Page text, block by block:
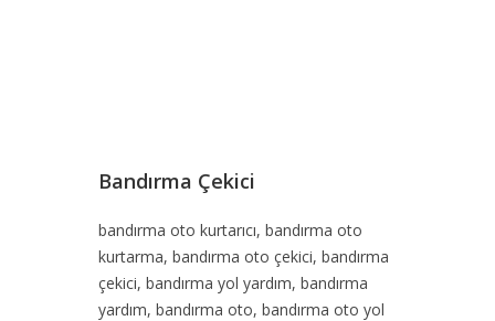
Previous
Next
Bandırma Çekici
bandırma oto kurtarıcı, bandırma oto
kurtarma, bandırma oto çekici, bandırma
çekici, bandırma yol yardım, bandırma
yardım, bandırma oto, bandırma oto yol